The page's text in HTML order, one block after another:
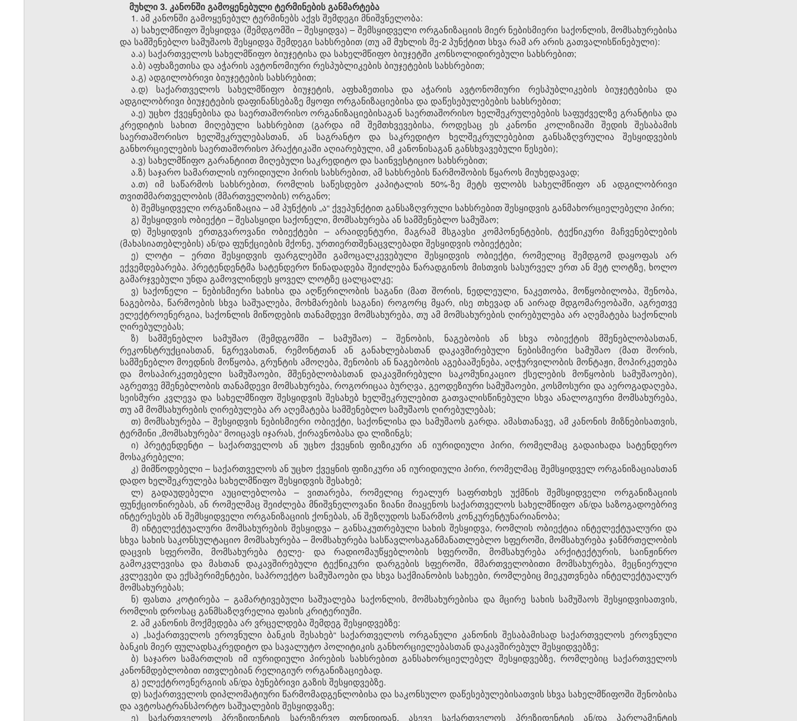
მუხლი 3. კანონში გამოყენებული ტერმინების განმარტება
1. ამ კანონში გამოყენებულ ტერმინებს აქვს შემდეგი მნიშვნელობა:
ა) სახელმწიფო შესყიდვა (შემდგომში – შესყიდვა) – შემსყიდველი ორგანიზაციის მიერ ნებისმიერი საქონლის, მომსახურებისა
და სამშენებლო სამუშაოს შესყიდვა შემდეგი სახსრებით (თუ ამ მუხლის მე-2 პუნქტით სხვა რამ არ არის გათვალისწინებული):
ა.ა) საქართველოს სახელმწიფო ბიუჯეტისა და სახელმწიფო ბიუჯეტში კონსოლიდირებული სახსრებით;
ა.ბ) აფხაზეთისა და აჭარის ავტონომიური რესპუბლიკების ბიუჯეტების სახსრებით;
ა.გ) ადგილობრივი ბიუჯეტების სახსრებით;
ა.დ) საქართველოს სახელმწიფო ბიუჯეტის, აფხაზეთისა და აჭარის ავტონომიური რესპუბლიკების ბიუჯეტებისა და
ადგილობრივი ბიუჯეტების დაფინანსებაზე მყოფი ორგანიზაციებისა და დაწესებულებების სახსრებით;
ა.ე) უცხო ქვეყნებისა და საერთაშორისო ორგანიზაციებისაგან საერთაშორისო ხელშეკრულებების საფუძველზე გრანტისა და
კრედიტის სახით მიღებული სახსრებით (გარდა იმ შემთხვევებისა, როდესაც ეს კანონი კოლიზიაში შედის შესაბამის
საერთაშორისო ხელშეკრულებასთან, ან საგრანტო და საკრედიტო ხელშეკრულებებით განსაზღვრულია შესყიდვების
განხორციელების საერთაშორისო პრაქტიკაში აღიარებული, ამ კანონისაგან განსხვავებული წესები);
ა.ვ) სახელმწიფო გარანტიით მიღებული საკრედიტო და საინვესტიციო სახსრებით;
ა.ზ) საჯარო სამართლის იურიდიული პირის სახსრებით, ამ სახსრების წარმოშობის წყაროს მიუხედავად;
ა.თ) იმ საწარმოს სახსრებით, რომლის საწესდებო კაპიტალის 50%-ზე მეტს ფლობს სახელმწიფო ან ადგილობრივი
თვითმმართველობის (მმართველობის) ორგანო;
ბ) შემსყიდველი ორგანიზაცია – ამ პუნქტის „ა“ ქვეპუნქტით განსაზღვრული სახსრებით შესყიდვის განმახორციელებელი პირი;
გ) შესყიდვის ობიექტი – შესასყიდი საქონელი, მომსახურება ან სამშენებლო სამუშაო;
დ) შესყიდვის ერთგვაროვანი ობიექტები – არაიდენტური, მაგრამ მსგავსი კომპონენტების, ტექნიკური მაჩვენებლების
(მახასიათებლების) ან/და ფუნქციების მქონე, ურთიერთშენაცვლებადი შესყიდვის ობიექტები;
ე) ლოტი – ერთი შესყიდვის ფარგლებში გამოცალკევებული შესყიდვის ობიექტი, რომელიც შემდგომ დაყოფას არ
ექვემდებარება. პრეტენდენტმა სატენდერო წინადადება შეიძლება წარადგინოს მისთვის სასურველ ერთ ან მეტ ლოტზე, ხოლო
გამარჯვებული უნდა გამოვლინდეს ყოველ ლოტზე ცალცალკე;
ვ) საქონელი – ნებისმიერი სახისა და აღწერილობის საგანი (მათ შორის, ნედლეული, ნაკეთობა, მოწყობილობა, შენობა,
ნაგებობა, წარმოების სხვა საშუალება, მოხმარების საგანი) როგორც მყარ, ისე თხევად ან აირად მდგომარეობაში, აგრეთვე
ელექტროენერგია, საქონლის მიწოდების თანამდევი მომსახურება, თუ ამ მომსახურების ღირებულება არ აღემატება საქონლის
ღირებულებას;
ზ) სამშენებლო სამუშაო (შემდგომში – სამუშაო) – შენობის, ნაგებობის ან სხვა ობიექტის მშენებლობასთან,
რეკონსტრუქციასთან, ნგრევასთან, რემონტთან ან განახლებასთან დაკავშირებული ნებისმიერი სამუშაო (მათ შორის,
სამშენებლო მოედნის მოწყობა, გრუნტის ამოღება, შენობის ან ნაგებობის აგებააშენება, აღჭურვილობის მონტაჟი, მოპირკეთება
და მოსაპირკეთებელი სამუშაოები, მშენებლობასთან დაკავშირებული საკომუნიკაციო ქსელების მოწყობის სამუშაოები),
აგრეთვე მშენებლობის თანამდევი მომსახურება, როგორიცაა ბურღვა, გეოდეზიური სამუშაოები, კოსმოსური და აეროგადაღება,
სეისმური კვლევა და სახელმწიფო შესყიდვის შესახებ ხელშეკრულებით გათვალისწინებული სხვა ანალოგიური მომსახურება,
თუ ამ მომსახურების ღირებულება არ აღემატება სამშენებლო სამუშაოს ღირებულებას;
თ) მომსახურება – შესყიდვის ნებისმიერი ობიექტი, საქონლისა და სამუშაოს გარდა. ამასთანავე, ამ კანონის მიზნებისათვის,
ტერმინი „მომსახურება“ მოიცავს იჯარას, ქირავნობასა და ლიზინგს;
ი) პრეტენდენტი – საქართველოს ან უცხო ქვეყნის ფიზიკური ან იურიდიული პირი, რომელმაც გადაიხადა სატენდერო
მოსაკრებელი;
კ) მიმწოდებელი – საქართველოს ან უცხო ქვეყნის ფიზიკური ან იურიდიული პირი, რომელმაც შემსყიდველ ორგანიზაციასთან
დადო ხელშეკრულება სახელმწიფო შესყიდვის შესახებ;
ლ) გადაუდებელი აუცილებლობა – ვითარება, რომელიც რეალურ საფრთხეს უქმნის შემსყიდველი ორგანიზაციის
ფუნქციონირებას, ან რომელმაც შეიძლება მნიშვნელოვანი ზიანი მიაყენოს საქართველოს სახელმწიფო ან/და საზოგადოებრივ
ინტერესებს ან შემსყიდველი ორგანიზაციის ქონებას, ან შეზღუდოს საწარმოს კონკურენტუნარიანობა;
მ) ინტელექტუალური მომსახურების შესყიდვა – განსაკუთრებული სახის შესყიდვა, რომლის ობიექტია ინტელექტუალური და
სხვა სახის საკონსულტაციო მომსახურება – მომსახურება სასწავლოსაგანმანათლებლო სფეროში, მომსახურება ჯანმრთელობის
დაცვის სფეროში, მომსახურება ტელე- და რადიომაუწყებლობის სფეროში, მომსახურება არქიტექტურის, საინჟინრო
გამოკვლევისა და მასთან დაკავშირებული ტექნიკური დარგების სფეროში, მმართველობითი მომსახურება, მეცნიერული
კვლევები და ექსპერიმენტები, საპროექტო სამუშაოები და სხვა საქმიანობის სახეები, რომლებიც მიეკუთვნება ინტელექტუალურ
მომსახურებას;
ნ) ფასთა კოტირება – გამარტივებული საშუალება საქონლის, მომსახურებისა და მცირე სახის სამუშაოს შესყიდვისათვის,
რომლის დროსაც განმსაზღვრელია ფასის კრიტერიუმი.
2. ამ კანონის მოქმედება არ ვრცელდება შემდეგ შესყიდვებზე:
ა) „საქართველოს ეროვნული ბანკის შესახებ“ საქართველოს ორგანული კანონის შესაბამისად საქართველოს ეროვნული
ბანკის მიერ ფულადსაკრედიტო და სავალუტო პოლიტიკის განხორციელებასთან დაკავშირებულ შესყიდვებზე;
ბ) საჯარო სამართლის იმ იურიდიული პირების სახსრებით განსახორციელებელ შესყიდვებზე, რომლებიც საქართველოს
კანონმდებლობით ითვლებიან რელიგიურ ორგანიზაციებად.
გ) ელექტროენერგიის ან/და ბუნებრივი გაზის შესყიდვებზე.
დ) საქართველოს დიპლომატიური წარმომადგენლობისა და საკონსულო დაწესებულებისათვის სხვა სახელმწიფოში შენობისა
და ავტოსატრანსპორტო საშუალების შესყიდვაზე;
ე) საქართველოს პრეზიდენტის სარეზერვო ფონდიდან, ასევე საქართველოს პრეზიდენტის ან/და პარლამენტის